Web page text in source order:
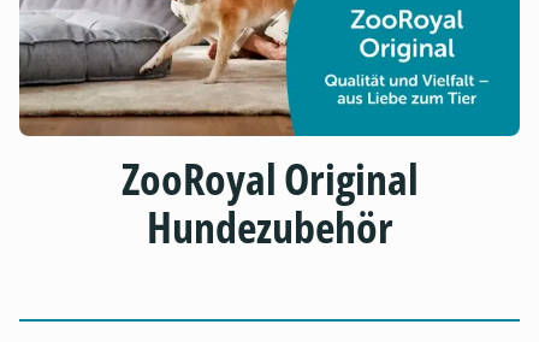
ZooRoyal Original
Hundezubehör